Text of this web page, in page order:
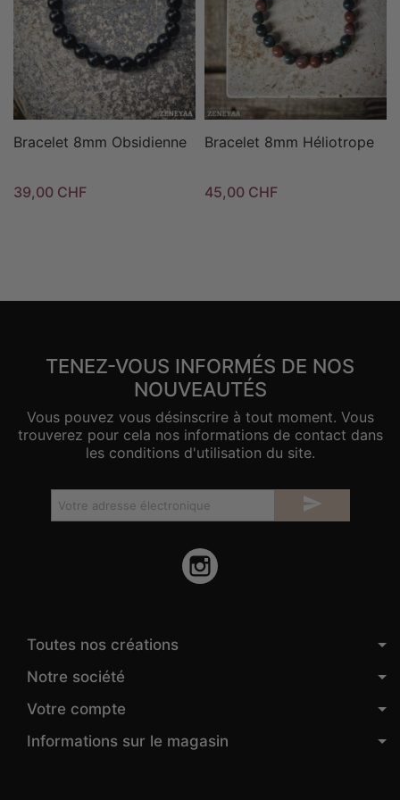
Bracelet 8mm Obsidienne
39,00 CHF
Bracelet 8mm Héliotrope
45,00 CHF
TENEZ-VOUS INFORMÉS DE NOS
NOUVEAUTÉS
Vous pouvez vous désinscrire à tout moment. Vous
trouverez pour cela nos informations de contact dans
les conditions d'utilisation du site.

Toutes nos créations
Notre société
Votre compte
Informations sur le magasin